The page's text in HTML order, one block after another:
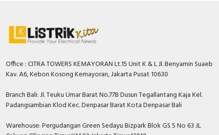
Number of protected poles
possible
capacity Icu according to IEC
60947-2 at 230 V
15 kiloampere
capacity Icn according to EN
10 kiloampere
Office : CITRA TOWERS KEMAYORAN Lt.15 Unit K & L Jl. Benyamin Suaeb
Kav. A6, Kebon Kosong Kemayoran, Jakarta Pusat 10630
Branch Bali: Jl. Teuku Umar Barat No.77B Dusun Tegallantang Kaja Kel.
Padangsambian Klod Kec. Denpasar Barat Kota Denpasar Bali
Warehouse: Pergudangan Green Sedayu Bizpark Blok GS 5 No 63 JL